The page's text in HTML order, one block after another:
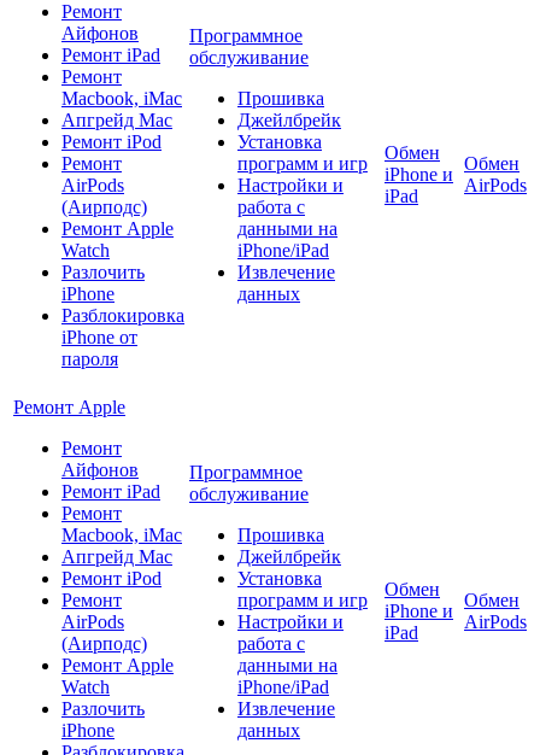
Ремонт
Айфонов
Ремонт iPad
Ремонт
Macbook, iMac
Апгрейд Mac
Ремонт iPod
Ремонт
AirPods
(Аирподс)
Ремонт Apple
Watch
Разлочить
iPhone
Разблокировка
iPhone от
пароля
Программное
обслуживание
Прошивка
Джейлбрейк
Установка
программ и игр
Настройки и
работа с
данными на
iPhone/iPad
Извлечение
данных
Обмен
iPhone и
iPad
Обмен
AirPods
Ремонт Apple
Ремонт
Айфонов
Ремонт iPad
Ремонт
Macbook, iMac
Апгрейд Mac
Ремонт iPod
Ремонт
AirPods
(Аирподс)
Ремонт Apple
Watch
Разлочить
iPhone
Программное
обслуживание
Прошивка
Джейлбрейк
Установка
программ и игр
Настройки и
работа с
данными на
iPhone/iPad
Извлечение
данных
Обмен
iPhone и
iPad
Обмен
AirPods